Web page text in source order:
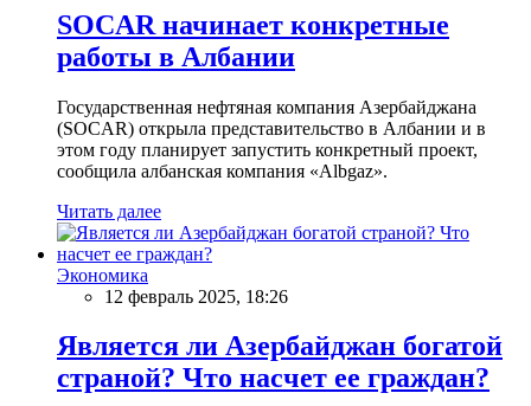
SOCAR начинает конкретные
работы в Албании
Государственная нефтяная компания Азербайджана
(SOCAR) открыла представительство в Албании и в
этом году планирует запустить конкретный проект,
сообщила албанская компания «Albgaz».
Читать далее
Экономика
12 февраль 2025, 18:26
Является ли Азербайджан богатой
страной? Что насчет ее граждан?